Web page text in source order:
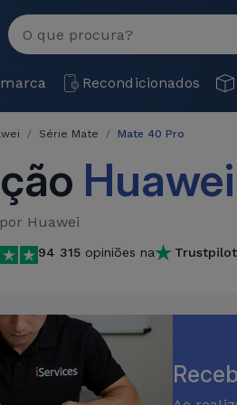
Recondicionados
Série Mate Mate 40 Pro
Huawei
94 315opiniões na Trustpilot